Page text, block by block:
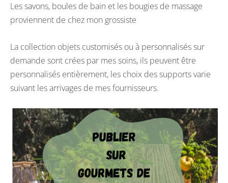
Les savons, boules de bain et les bougies de massage
proviennent de chez mon grossiste
La collection objets customisés ou à personnalisés sur
demande sont crées par mes soins, ils peuvent être
personnalisés entièrement, les choix des supports varie
suivant les arrivages de mes fournisseurs.